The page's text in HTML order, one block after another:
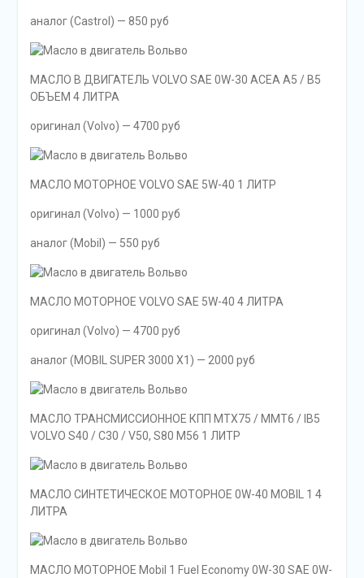
аналог (Castrol) — 850 руб
МАСЛО В ДВИГАТЕЛЬ VOLVO SAE 0W-30 ACEA A5 / B5
ОБЪЕМ 4 ЛИТРА
оригинал (Volvo) — 4700 руб
МАСЛО МОТОРНОЕ VOLVO SAE 5W-40 1 ЛИТР
оригинал (Volvo) — 1000 руб
аналог (Mobil) — 550 руб
МАСЛО МОТОРНОЕ VOLVO SAE 5W-40 4 ЛИТРА
оригинал (Volvo) — 4700 руб
аналог (MOBIL SUPER 3000 X1) — 2000 руб
МАСЛО ТРАНСМИССИОННОЕ КПП MTX75 / MMT6 / IB5
VOLVO S40 / C30 / V50, S80 M56 1 ЛИТР
МАСЛО СИНТЕТИЧЕСКОЕ МОТОРНОЕ 0W-40 MOBIL 1 4
ЛИТРА
МАСЛО МОТОРНОЕ Mobil 1 Fuel Economy 0W-30 SAE 0W-